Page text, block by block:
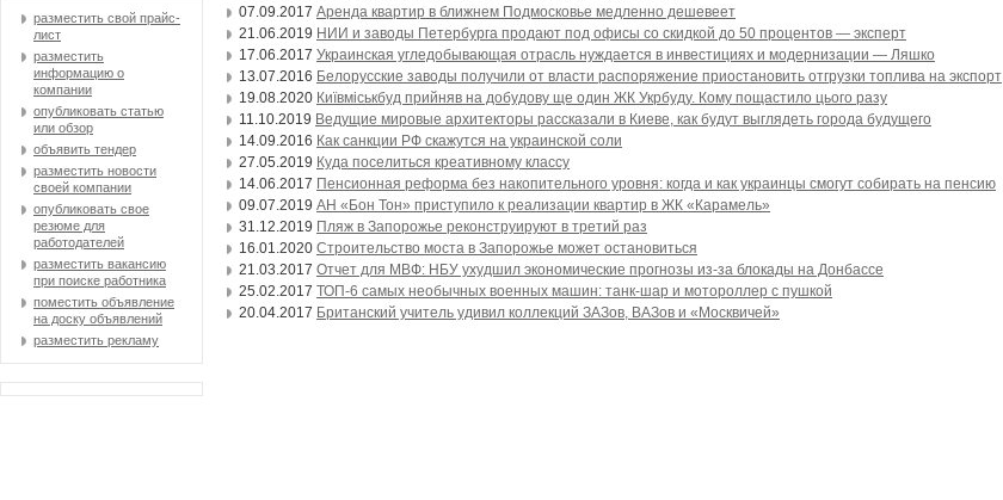
разместить свой прайс-
лист
разместить
информацию о
компании
опубликовать статью
или обзор
объявить тендер
разместить новости
своей компании
опубликовать свое
резюме для
работодателей
разместить вакансию
при поиске работника
поместить объявление
на доску объявлений
разместить рекламу
07.09.2017 Аренда квартир в ближнем Подмосковье медленно дешевеет
21.06.2019 НИИ и заводы Петербурга продают под офисы со скидкой до 50 процентов — эксперт
17.06.2017 Украинская угледобывающая отрасль нуждается в инвестициях и модернизации — Ляшко
13.07.2016 Белорусские заводы получили от власти распоряжение приостановить отгрузки топлива на экспорт
19.08.2020 Київміськбуд прийняв на добудову ще один ЖК Укрбуду. Кому пощастило цього разу
11.10.2019 Ведущие мировые архитекторы рассказали в Киеве, как будут выглядеть города будущего
14.09.2016 Как санкции РФ скажутся на украинской соли
27.05.2019 Куда поселиться креативному классу
14.06.2017 Пенсионная реформа без накопительного уровня: когда и как украинцы смогут собирать на пенсию
09.07.2019 АН «Бон Тон» приступило к реализации квартир в ЖК «Карамель»
31.12.2019 Пляж в Запорожье реконструируют в третий раз
16.01.2020 Строительство моста в Запорожье может остановиться
21.03.2017 Отчет для МВФ: НБУ ухудшил экономические прогнозы из-за блокады на Донбассе
25.02.2017 ТОП-6 самых необычных военных машин: танк-шар и мотороллер с пушкой
20.04.2017 Британский учитель удивил коллекций ЗАЗов, ВАЗов и «Москвичей»